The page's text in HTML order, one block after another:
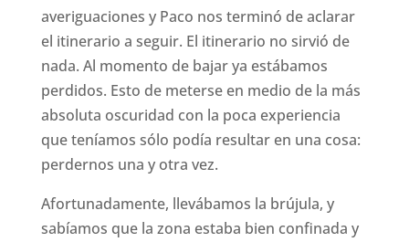
averiguaciones y Paco nos terminó de aclarar
el itinerario a seguir. El itinerario no sirvió de
nada. Al momento de bajar ya estábamos
perdidos. Esto de meterse en medio de la más
absoluta oscuridad con la poca experiencia
que teníamos sólo podía resultar en una cosa:
perdernos una y otra vez.
Afortunadamente, llevábamos la brújula, y
sabíamos que la zona estaba bien confinada y